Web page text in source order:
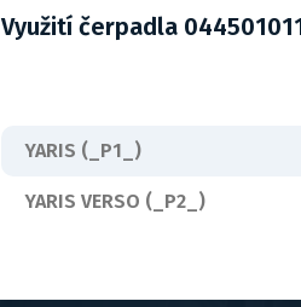
Využití čerpadla
YARIS (_P1_)
YARIS VERSO (_P2_)